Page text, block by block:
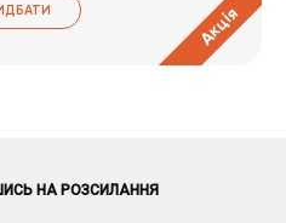
Акція
НА РОЗСИЛАННЯ